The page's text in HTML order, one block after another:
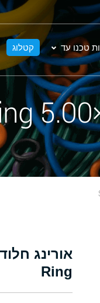
טכנו עד קטלוג
Ring